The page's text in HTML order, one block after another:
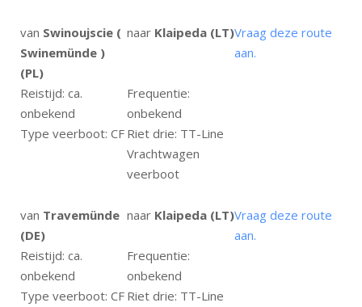
van Swinoujscie (
Swinemünde )
(PL)
naar Klaipeda (LT)Vraag deze route
aan.
Reistijd: ca.
onbekend
Frequentie:
onbekend
Type veerboot: CF Riet drie: TT-Line
Vrachtwagen
veerboot
van Travemünde
(DE)
naar Klaipeda (LT)Vraag deze route
aan.
Reistijd: ca.
onbekend
Frequentie:
onbekend
Type veerboot: CF Riet drie: TT-Line